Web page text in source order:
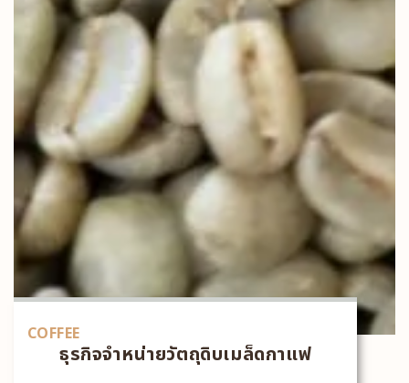
COFFEE
ธุรกิจจำหน่ายวัตถุดิบเมล็ดกาแฟ